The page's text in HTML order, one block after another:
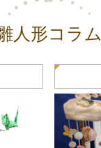
人形コラム